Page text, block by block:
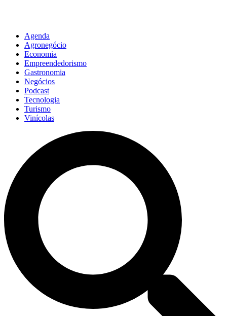
Agenda
Agronegócio
Economia
Empreendedorismo
Gastronomia
Negócios
Podcast
Tecnologia
Turismo
Vinícolas